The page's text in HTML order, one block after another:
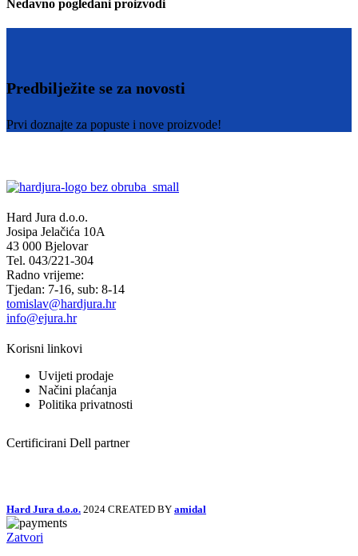
Nedavno pogledani proizvodi
Predbilježite se za novosti
Prvi doznajte za popuste i nove proizvode!
Hard Jura d.o.o.
Josipa Jelačića 10A
43 000 Bjelovar
Tel. 043/221-304
Radno vrijeme:
Tjedan: 7-16, sub: 8-14
tomislav@hardjura.hr
info@ejura.hr
Korisni linkovi
Uvijeti prodaje
Načini plaćanja
Politika privatnosti
Certificirani Dell partner
Hard Jura d.o.o. 2024 CREATED BY amidal
Zatvori